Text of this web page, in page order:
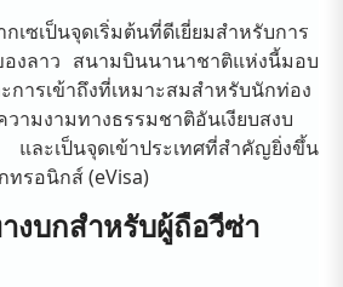
เซเป็นจุดเริ่มต้นที่ดีเยี่ยมสำหรับการ
องลาว สนามบินนานาชาติแห่งนี้มอบ
การเข้าถึงที่เหมาะสมสำหรับนักท่อง
ามงามทางธรรมชาติอันเงียบสงบ
ละเป็นจุดเข้าประเทศที่สำคัญยิ่งขึ้น
ทรอนิกส์ (eVisa)
งบกสำหรับผู้ถือวีซ่า